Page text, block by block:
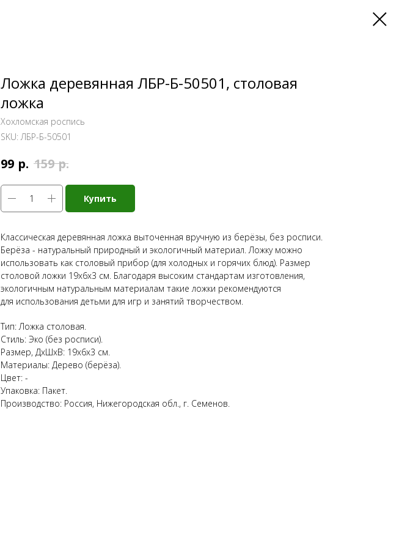
Ложка деревянная ЛБР-Б-50501, столовая
ложка
Хохломская роспись
SKU:ЛБР-Б-50501
99 р. 159 р.
Купить
Классическая деревянная ложка выточенная вручную из берёзы, без росписи.
Берёза - натуральный природный и экологичный материал. Ложку можно
использовать как столовый прибор (для холодных и горячих блюд). Размер
столовой ложки 19x6x3 см. Благодаря высоким стандартам изготовления,
экологичным натуральным материалам такие ложки рекомендуются
для использования детьми для игр и занятий творчеством.
Тип: Ложка столовая.
Стиль: Эко (без росписи).
Размер, ДхШхВ: 19х6х3 см.
Материалы: Дерево (берёза).
Цвет: -
Упаковка: Пакет.
Производство: Россия, Нижегородская обл., г. Семенов.